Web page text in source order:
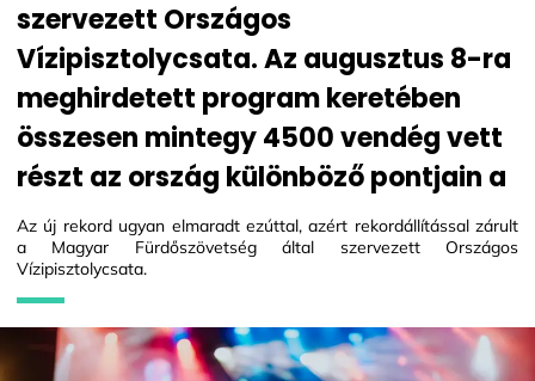
szervezett Országos
Vízipisztolycsata. Az augusztus 8-ra
meghirdetett program keretében
összesen mintegy 4500 vendég vett
részt az ország különböző pontjain a
Az új rekord ugyan elmaradt ezúttal, azért rekordállítással zárult
a Magyar Fürdőszövetség által szervezett Országos
Vízipisztolycsata.